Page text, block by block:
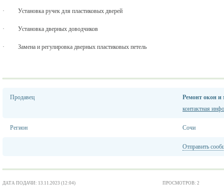
· Установка ручек для пластиковых дверей
· Установка дверных доводчиков
· Замена и регулировка дверных пластиковых петель
Продавец
Ремонт окон и
контактная
Регион Сочи
Отправить
ДАТА ПОДАЧИ: 13.11.2023 (12:04) ПРОСМОТРОВ: 2